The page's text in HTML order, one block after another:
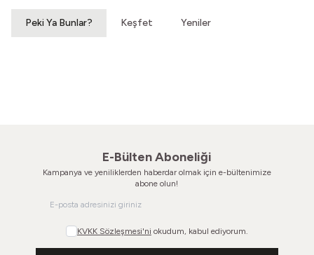
Peki Ya Bunlar? Keşfet Yeniler
E-Bülten Aboneliği
Kampanya ve yeniliklerden haberdar olmak için e-bültenimize
abone olun!
KVKK Sözleşmesi'ni okudum, kabul ediyorum.